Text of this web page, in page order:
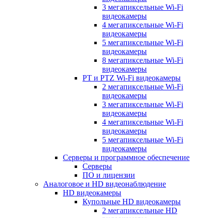
3 мегапиксельные Wi-Fi
видеокамеры
4 мегапиксельные Wi-Fi
видеокамеры
5 мегапиксельные Wi-Fi
видеокамеры
8 мегапиксельные Wi-Fi
видеокамеры
PT и PTZ Wi-Fi видеокамеры
2 мегапиксельные Wi-Fi
видеокамеры
3 мегапиксельные Wi-Fi
видеокамеры
4 мегапиксельные Wi-Fi
видеокамеры
5 мегапиксельные Wi-Fi
видеокамеры
Серверы и программное обеспечение
Серверы
ПО и лицензии
Аналоговое и HD видеонаблюдение
HD видеокамеры
Купольные HD видеокамеры
2 мегапиксельные HD